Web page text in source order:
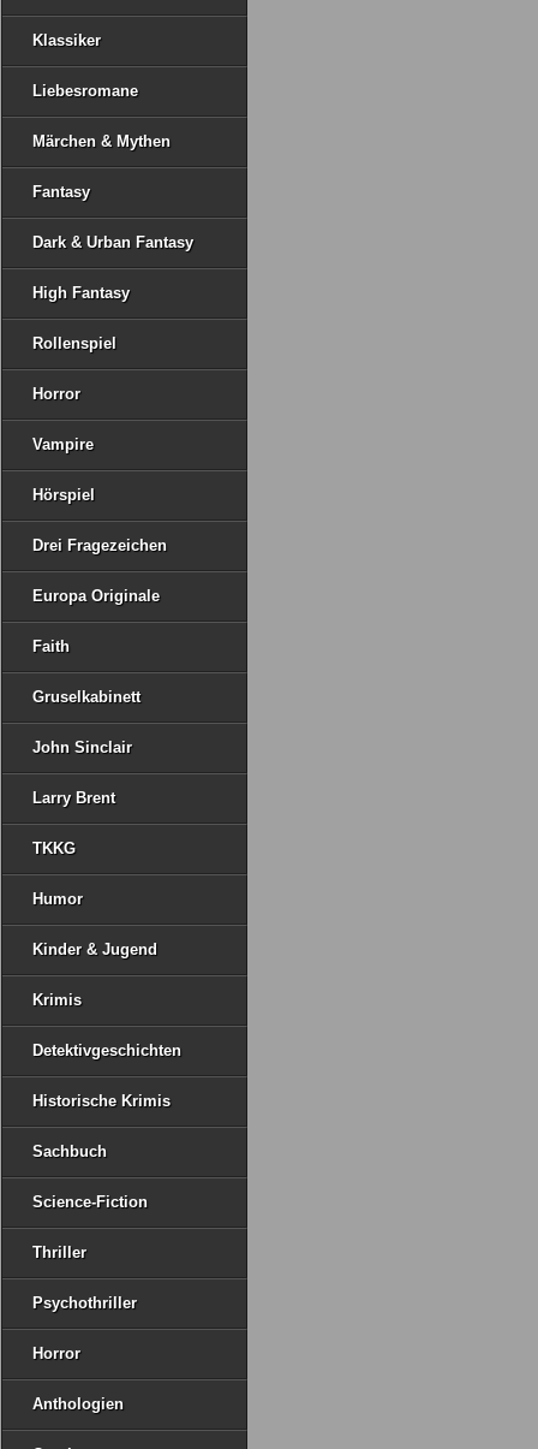
Klassiker
Liebesromane
Märchen & Mythen
Fantasy
Dark & Urban Fantasy
High Fantasy
Rollenspiel
Horror
Vampire
Hörspiel
Drei Fragezeichen
Europa Originale
Faith
Gruselkabinett
John Sinclair
Larry Brent
TKKG
Humor
Kinder & Jugend
Krimis
Detektivgeschichten
Historische Krimis
Sachbuch
Science-Fiction
Thriller
Psychothriller
Horror
Anthologien